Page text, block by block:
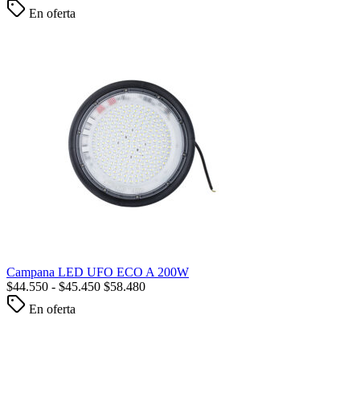
En oferta
Campana LED UFO ECO A 200W
$44.550 - $45.450 $58.480
En oferta